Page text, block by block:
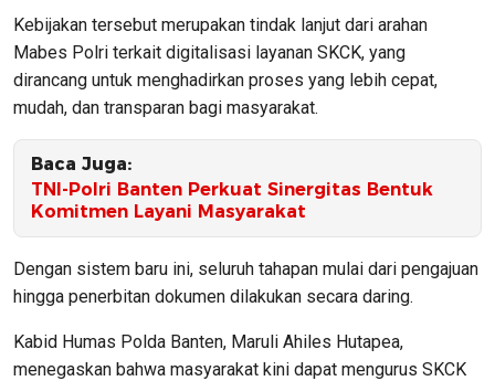
Kebijakan tersebut merupakan tindak lanjut dari arahan
Mabes Polri terkait digitalisasi layanan SKCK, yang
dirancang untuk menghadirkan proses yang lebih cepat,
mudah, dan transparan bagi masyarakat.
Baca Juga:
TNI-Polri Banten Perkuat Sinergitas Bentuk
Komitmen Layani Masyarakat
Dengan sistem baru ini, seluruh tahapan mulai dari pengajuan
hingga penerbitan dokumen dilakukan secara daring.
Kabid Humas Polda Banten, Maruli Ahiles Hutapea,
menegaskan bahwa masyarakat kini dapat mengurus SKCK